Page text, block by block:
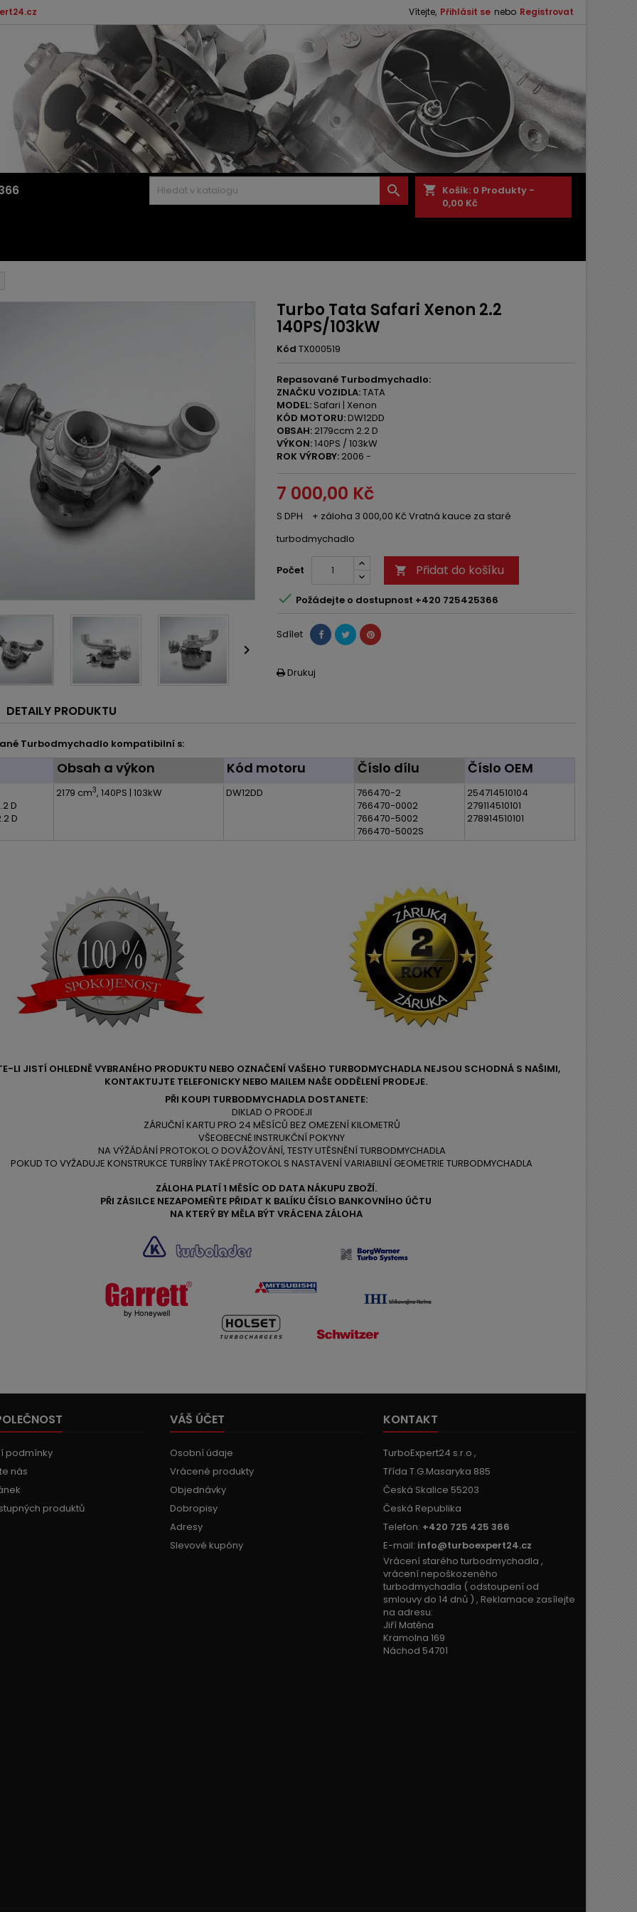
Vítejte, Přihlásit se nebo Registrovat
shopping_cart Košík: 0 Produkty -
0,00 Kč


Turbo Tata Safari Xenon 2.2
140PS/103kW
Kód TX000519
Repasované Turbodmychadlo:
ZNAČKU VOZIDLA:TATA
MODEL: Safari | Xenon
KÓD MOTORU:DW12DD
OBSAH: 2179ccm 2.2 D
VÝKON:140PS / 103kW
ROK VÝROBY: 2006 -
7 000,00 Kč
S DPH
+ záloha 3 000,00 Kč Vratná kauce za staré
turbodmychadlo
Počet  Přidat do košíku
 Požádejte o dostupnost +420 725425366
Sdílet
 Drukuj
DETAILY PRODUKTU
Turbodmychadlo kompatibilní s:
Obsah a výkon Kód motoru Číslo dílu Číslo OEM
D
D
2179 cm3, 140PS | 103kW DW12DD
766470-2
766470-0002
766470-5002
766470-5002S
254714510104
279114510101
278914510101
LI JISTÍ OHLEDNĚ VYBRANÉHO PRODUKTU NEBO OZNAČENÍ VAŠEHO TURBODMYCHADLA NEJSOU SCHODNÁ S NAŠIMI,
KONTAKTUJTE TELEFONICKY NEBO MAILEM NAŠE ODDĚLENÍ PRODEJE.
PŘI KOUPI TURBODMYCHADLA DOSTANETE:
DIKLAD O PRODEJI
ZÁRUČNÍ KARTU PRO 24 MĚSÍCŮ BEZ OMEZENÍ KILOMETRŮ
VŠEOBECNÉ INSTRUKČNÍ POKYNY
NA VÝŽÁDÁNÍ PROTOKOL O DOVÁŽOVÁNÍ, TESTY UTĚSNĚNÍ TURBODMYCHADLA
POKUD TO VYŽADUJE KONSTRUKCE TURBÍNY TAKÉ PROTOKOL S NASTAVENÍ VARIABILNÍ GEOMETRIE TURBODMYCHADLA
ZÁLOHA PLATÍ 1 MĚSÍC OD DATA NÁKUPU ZBOŽÍ.
PŘI ZÁSILCE NEZAPOMEŇTE PŘIDAT K BALÍKU ČÍSLO BANKOVNÍHO ÚČTU
NA KTERÝ BY MĚLA BÝT VRÁCENA ZÁLOHA
podmínky
nás
produktů
VÁŠ ÚČET
Osobní údaje
Vrácené produkty
Objednávky
Dobropisy
Adresy
Slevové kupóny
KONTAKT
TurboExpert24 s.r.o ,
Třída T.G.Masaryka 885
Česká Skalice 55203
Česká Republika
Telefon: +420 725 425 366
E-mail: info@turboexpert24.cz
Vrácení starého turbodmychadla ,
vrácení nepoškozeného
turbodmychadla ( odstoupení od
smlouvy do 14 dnů ) , Reklamace zasílejte
na adresu:
Jiří Matěna
Kramolna 169
Náchod 54701